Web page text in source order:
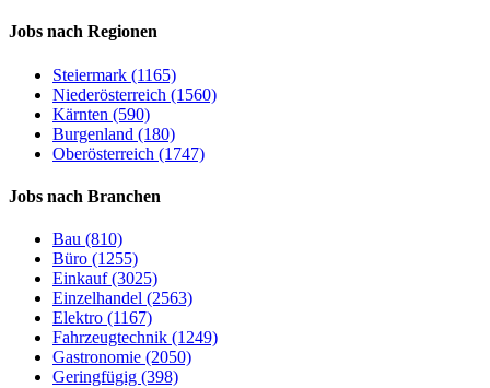
Jobs nach Regionen
Steiermark (1165)
Niederösterreich (1560)
Kärnten (590)
Burgenland (180)
Oberösterreich (1747)
Jobs nach Branchen
Bau (810)
Büro (1255)
Einkauf (3025)
Einzelhandel (2563)
Elektro (1167)
Fahrzeugtechnik (1249)
Gastronomie (2050)
Geringfügig (398)